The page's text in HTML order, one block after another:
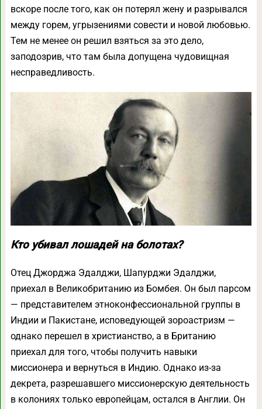
вскоре после того, как он потерял жену и разрывался
между горем, угрызениями совести и новой любовью.
Тем не менее он решил взяться за это дело,
заподозрив, что там была допущена чудовищная
несправедливость.
Кто убивал лошадей на болотах?
Отец Джорджа Эдалджи, Шапурджи Эдалджи,
приехал в Великобританию из Бомбея. Он был парсом
— представителем этноконфессиональной группы в
Индии и Пакистане, исповедующей зороастризм —
однако перешел в христианство, а в Британию
приехал для того, чтобы получить навыки
миссионера и вернуться в Индию. Однако из-за
декрета, разрешавшего миссионерскую деятельность
в колониях только европейцам, остался в Англии. Он